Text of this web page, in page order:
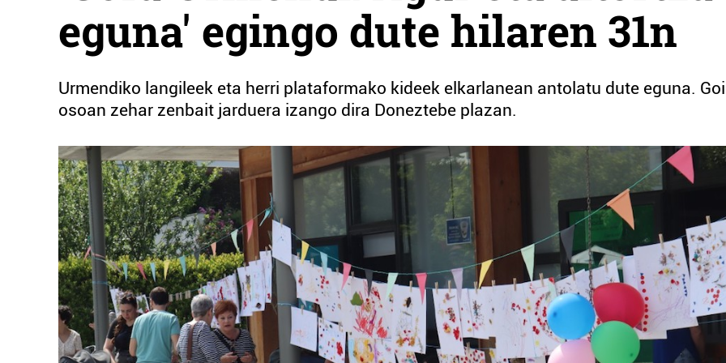
eguna' egingo dute hilaren 31n
Urmendiko langileek eta herri plataformako kideek elkarlanean antolatu dute eguna.
osoan zehar zenbait jarduera izango dira Doneztebe plazan.